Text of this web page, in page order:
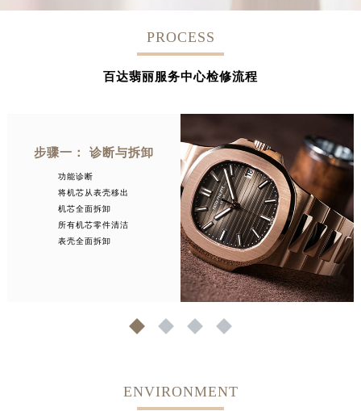
PROCESS
百达翡丽服务中心检修流程
步骤一： 诊断与拆卸
功能诊断
将机芯从表壳移出
机芯全面拆卸
所有机芯零件清洁
表壳全面拆卸
1 2 3 4
ENVIRONMENT